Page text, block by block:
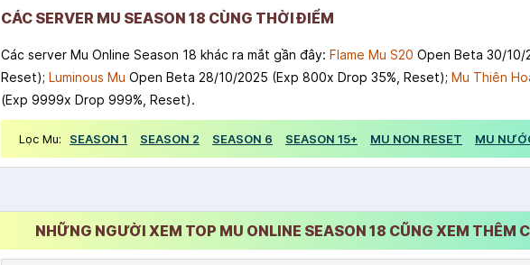
CÁC SERVER MU SEASON 18 CÙNG THỜI ĐIỂM
Các server Mu Online Season 18 khác ra mắt gần đây: Flame Mu S20 Open Beta 30/10/
Reset); Luminous Mu Open Beta 28/10/2025 (Exp 800x Drop 35%, Reset); Mu Thiên
(Exp 9999x Drop 999%, Reset).
Lọc Mu: SEASON 1 SEASON 2 SEASON 6 SEASON 15+ MU NON RESET MU
NHỮNG NGƯỜI XEM TOP MU ONLINE SEASON 18 CŨNG XEM THÊM